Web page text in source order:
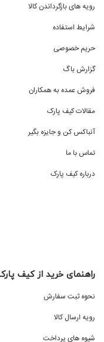
رویه های بازگرداندن کالا
شرایط استفاده
حریم خصوصی
گزارش باگ
فروش عمده به همکاران
مقالات کیف پارک
آنباکس کن و جایزه بگیر
تماس با ما
درباره کیف پارک
راهنمای خرید از کیف پارک
نحوه ثبت سفارش
رویه ارسال کالا
شیوه های پرداخت